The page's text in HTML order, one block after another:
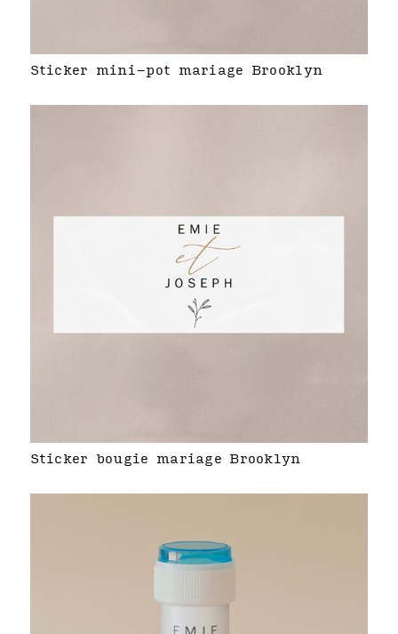
Sticker mini-pot mariage Brooklyn
Sticker bougie mariage Brooklyn